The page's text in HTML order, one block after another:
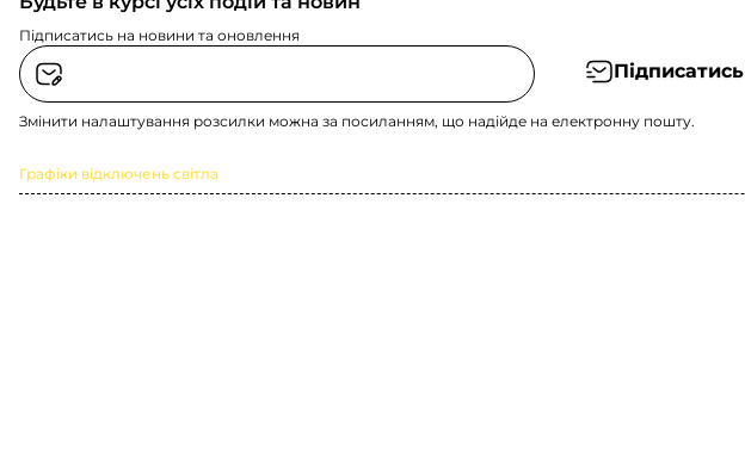
Підписатись на новини та оновлення
Підписатись
Змінити налаштування розсилки можна за посиланням, що надійде на електронну пошту.
Графіки відключень світла